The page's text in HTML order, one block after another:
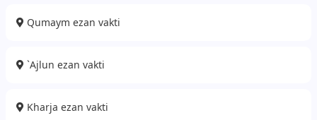
Qumaym ezan vakti
`Ajlun ezan vakti
Kharja ezan vakti